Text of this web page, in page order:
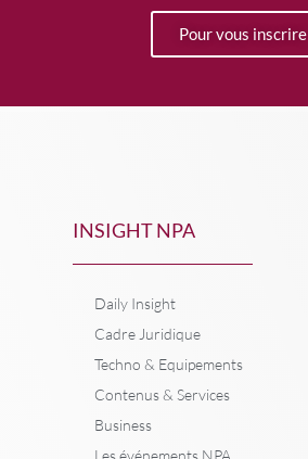
Pour vous inscrire
INSIGHT NPA
Daily Insight
Cadre Juridique
Techno & Equipements
Contenus & Services
Business